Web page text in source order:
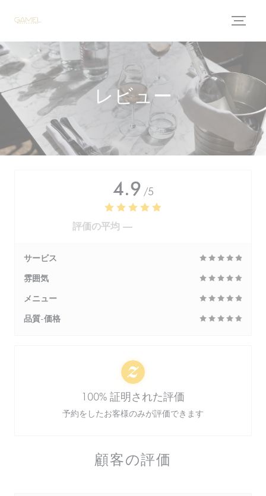
レビュー
顧客の評価
4.9 /5
評価の平均 —
サービス
雰囲気
メニュー
品質-価格
100% 証明された評価
予約をしたお客様のみが評価できます